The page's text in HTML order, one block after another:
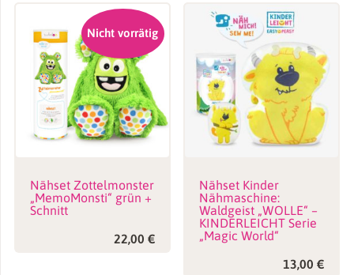
Nicht vorrätig
Nähset Zottelmonster
„MemoMonsti“ grün +
Schnitt
22,00 €
Nähset Kinder
Nähmaschine:
Waldgeist „WOLLE“ –
KINDERLEICHT Serie
„Magic World“
13,00€